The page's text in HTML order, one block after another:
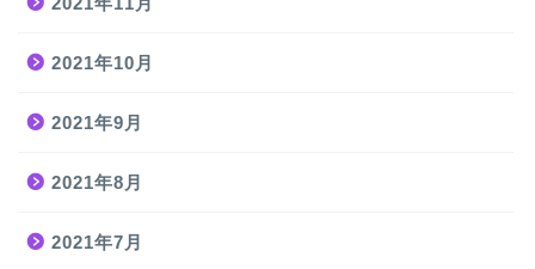
2021年10月
2021年9月
2021年8月
2021年7月